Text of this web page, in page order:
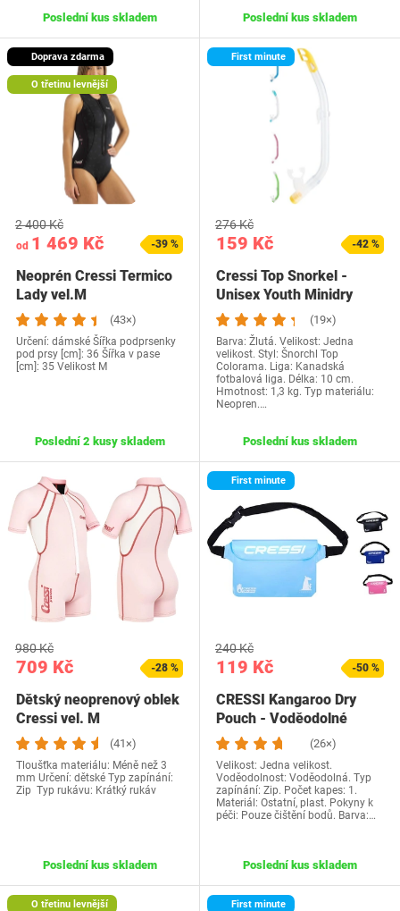
Poslední kus skladem Poslední kus skladem
Doprava zdarma
O třetinu levnější
od 1 469 Kč
2 400 Kč
-39 %
Neoprén Cressi Termico
Lady vel.M
(43×)
Určení: dámské Šířka podprsenky
pod prsy [cm]: 36 Šířka v pase
[cm]: 35 Velikost M
Poslední 2 kusy skladem
First minute
159 Kč
276 Kč
-42 %
Cressi Top Snorkel -
Unisex Youth Minidry
Snorkel…
(19×)
Barva: Žlutá. Velikost: Jedna
velikost. Styl: Šnorchl Top
Colorama. Liga: Kanadská
fotbalová liga. Délka: 10 cm.
Hmotnost: 1,3 kg. Typ materiálu:
Neopren.…
Poslední kus skladem
709 Kč
980 Kč
-28 %
Dětský neoprenový oblek
Cressi vel. M
(41×)
Tloušťka materiálu: Méně než 3
mm Určení: dětské Typ zapínání:
Zip Typ rukávu: Krátký rukáv
Poslední kus skladem
First minute
119 Kč
240 Kč
-50 %
CRESSI Kangaroo Dry
Pouch - Voděodolné
pouzdro pro dospělé…
(26×)
Velikost: Jedna velikost.
Voděodolnost: Voděodolná. Typ
zapínání: Zip. Počet kapes: 1.
Materiál: Ostatní, plast. Pokyny k
péči: Pouze čištění bodů. Barva:…
Poslední kus skladem
O třetinu levnější First minute